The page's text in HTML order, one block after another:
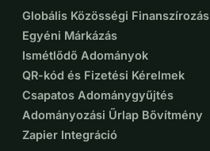
Globális Közösségi Finanszírozás
Egyéni Márkázás
Ismétlődő Adományok
QR-kód és Fizetési Kérelmek
Csapatos Adománygyűjtés
Adományozási Űrlap Bővítmény
Zapier Integráció